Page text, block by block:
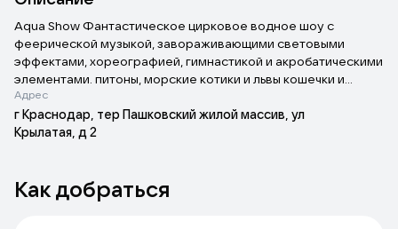
Aqua Show Фантастическое цирковое водное шоу с
феерической музыкой, завораживающими световыми
эффектами, хореографией, гимнастикой и акробатическими
элементами. питоны, морские котики и львы кошечки и
голуби шоу мыльных пузырей захватывающее фаер шоу
парад многоцветных фонтанов воздушные гимнасты,
жонглеры и веселые клоуны.
Адрес
г Краснодар, тер Пашковский жилой массив, ул
Крылатая, д 2
Как добраться